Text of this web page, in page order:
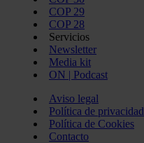
COP 29
COP 28
Servicios
Newsletter
Media kit
ON | Podcast
Aviso legal
Política de privacidad
Política de Cookies
Contacto